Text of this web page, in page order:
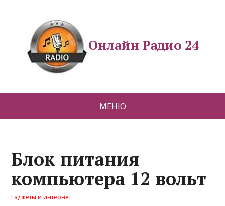
Онлайн Радио 24
МЕНЮ
Блок питания
компьютера 12 вольт
Гаджеты и интернет